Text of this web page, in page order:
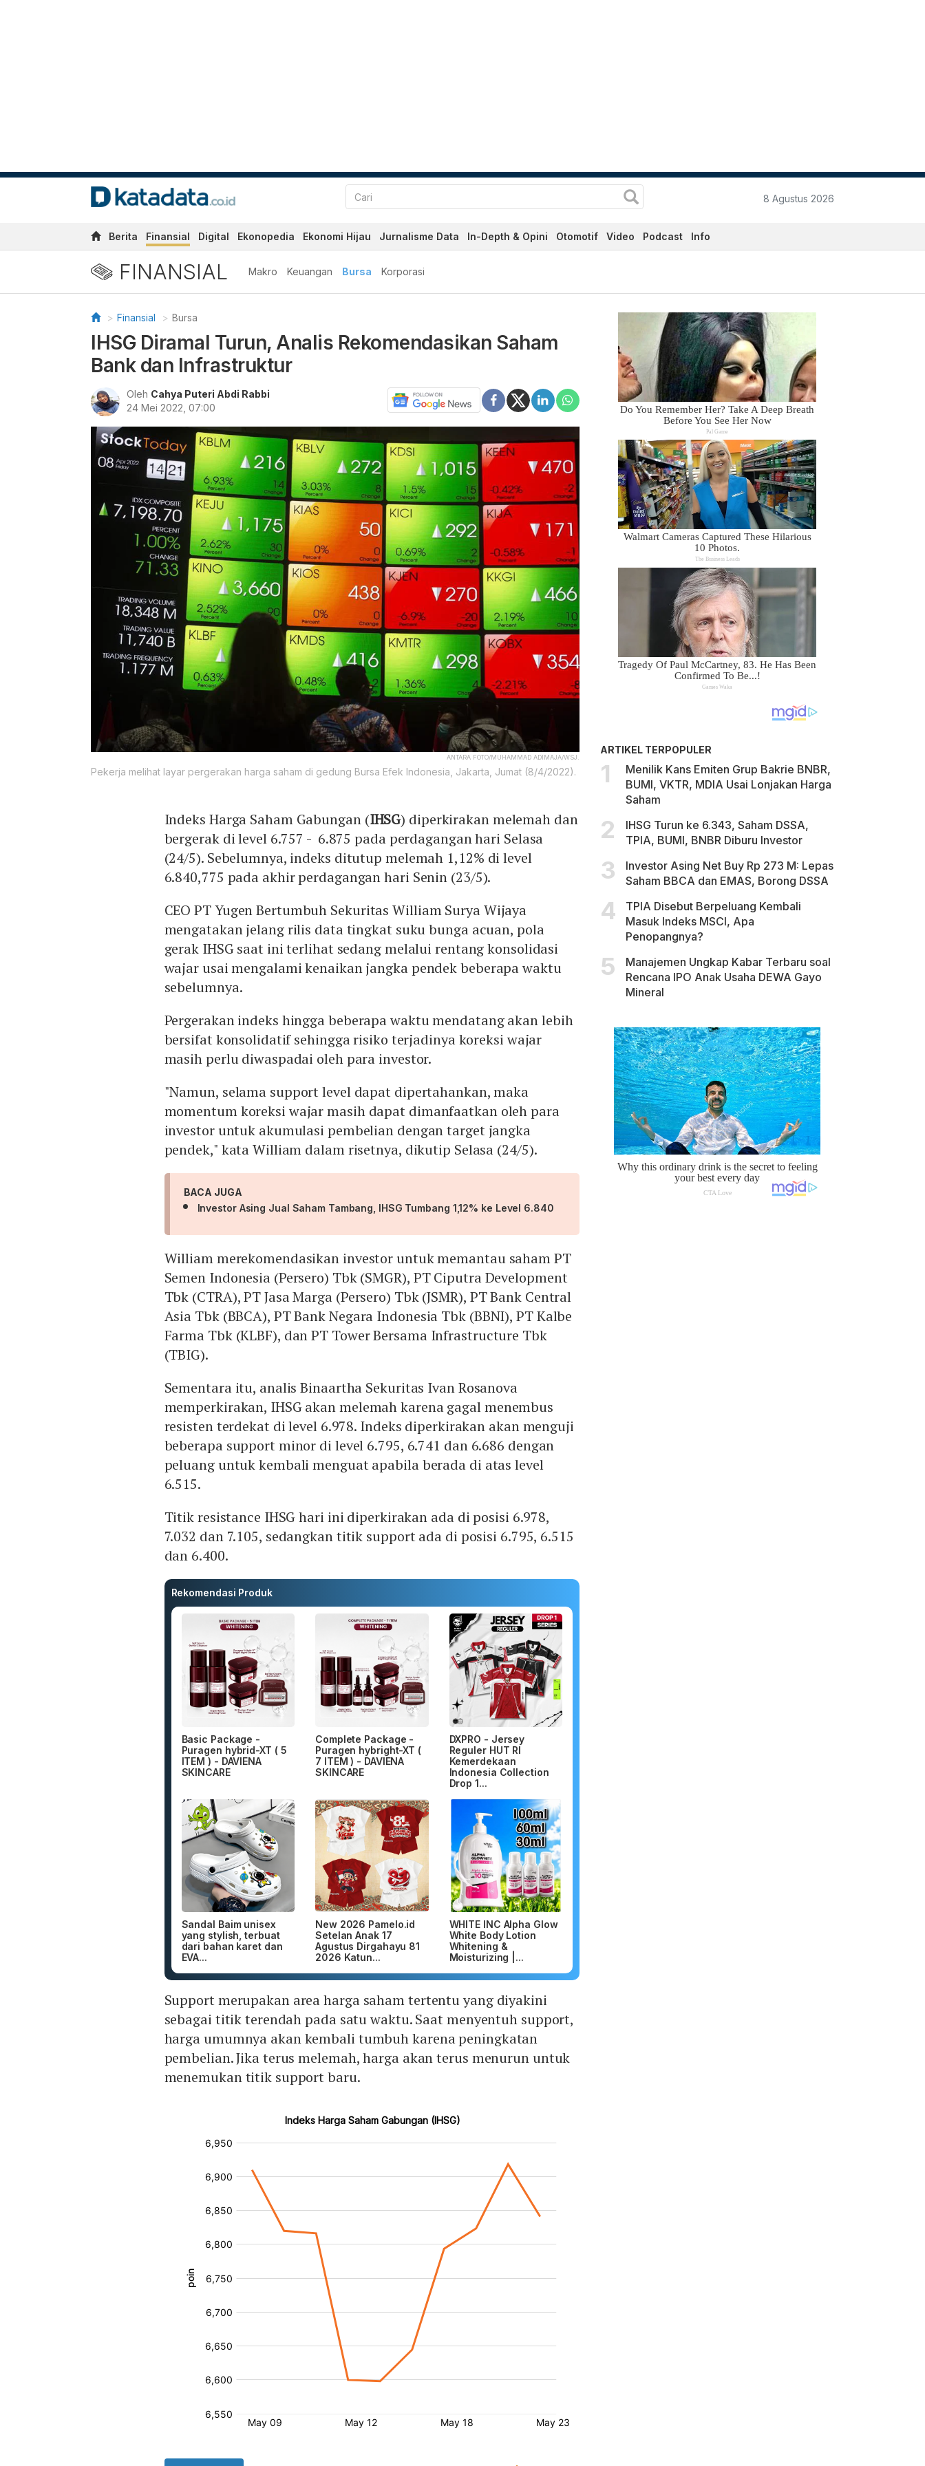
8 Agustus 2026
Berita Finansial Digital Ekonopedia Ekonomi Hijau Jurnalisme Data In-Depth & Opini Otomotif Video Podcast Info
FINANSIAL Makro Keuangan Bursa Korporasi
Finansial Bursa
IHSG Diramal Turun, Analis Rekomendasikan Saham
Bank dan Infrastruktur
Oleh Cahya Puteri Abdi Rabbi
24 Mei 2022, 07:00
ANTARA FOTO/MUHAMMAD ADIMAJA/WSJ.
Pekerja melihat layar pergerakan harga saham di gedung Bursa Efek Indonesia, Jakarta, Jumat (8/4/2022).
Indeks Harga Saham Gabungan (IHSG) diperkirakan melemah dan
bergerak di level 6.757 - 6.875 pada perdagangan hari Selasa
(24/5). Sebelumnya, indeks ditutup melemah 1,12% di level
6.840,775 pada akhir perdagangan hari Senin (23/5).
CEO PT Yugen Bertumbuh Sekuritas William Surya Wijaya
mengatakan jelang rilis data tingkat suku bunga acuan, pola
gerak IHSG saat ini terlihat sedang melalui rentang konsolidasi
wajar usai mengalami kenaikan jangka pendek beberapa waktu
sebelumnya.
Pergerakan indeks hingga beberapa waktu mendatang akan lebih
bersifat konsolidatif sehingga risiko terjadinya koreksi wajar
masih perlu diwaspadai oleh para investor.
"Namun, selama support level dapat dipertahankan, maka
momentum koreksi wajar masih dapat dimanfaatkan oleh para
investor untuk akumulasi pembelian dengan target jangka
pendek," kata William dalam risetnya, dikutip Selasa (24/5).
BACA JUGA
Investor Asing Jual Saham Tambang, IHSG Tumbang 1,12% ke Level 6.840
William merekomendasikan investor untuk memantau saham PT
Semen Indonesia (Persero) Tbk (SMGR), PT Ciputra Development
Tbk (CTRA), PT Jasa Marga (Persero) Tbk (JSMR), PT Bank Central
Asia Tbk (BBCA), PT Bank Negara Indonesia Tbk (BBNI), PT Kalbe
Farma Tbk (KLBF), dan PT Tower Bersama Infrastructure Tbk
(TBIG).
Sementara itu, analis Binaartha Sekuritas Ivan Rosanova
memperkirakan, IHSG akan melemah karena gagal menembus
resisten terdekat di level 6.978. Indeks diperkirakan akan menguji
beberapa support minor di level 6.795, 6.741 dan 6.686 dengan
peluang untuk kembali menguat apabila berada di atas level
6.515.
Titik resistance IHSG hari ini diperkirakan ada di posisi 6.978,
7.032 dan 7.105, sedangkan titik support ada di posisi 6.795, 6.515
dan 6.400.
Rekomendasi Produk
Basic Package -
Puragen hybrid-XT ( 5
ITEM ) - DAVIENA
SKINCARE
Complete Package -
Puragen hybright-XT (
7 ITEM ) - DAVIENA
SKINCARE
DXPRO - Jersey
Reguler HUT RI
Kemerdekaan
Indonesia Collection
Drop 1...
Sandal Baim unisex
yang stylish, terbuat
dari bahan karet dan
EVA...
New 2026 Pamelo.id
Setelan Anak 17
Agustus Dirgahayu 81
2026 Katun...
WHITE INC Alpha Glow
White Body Lotion
Whitening &
Moisturizing |...
Support merupakan area harga saham tertentu yang diyakini
sebagai titik terendah pada satu waktu. Saat menyentuh support,
harga umumnya akan kembali tumbuh karena peningkatan
pembelian. Jika terus melemah, harga akan terus menurun untuk
menemukan titik support baru.
ARTIKEL TERPOPULER
Menilik Kans Emiten Grup Bakrie BNBR,
BUMI, VKTR, MDIA Usai Lonjakan Harga
Saham
IHSG Turun ke 6.343, Saham DSSA,
TPIA, BUMI, BNBR Diburu Investor
Investor Asing Net Buy Rp 273 M: Lepas
Saham BBCA dan EMAS, Borong DSSA
TPIA Disebut Berpeluang Kembali
Masuk Indeks MSCI, Apa
Penopangnya?
Manajemen Ungkap Kabar Terbaru soal
Rencana IPO Anak Usaha DEWA Gayo
Mineral